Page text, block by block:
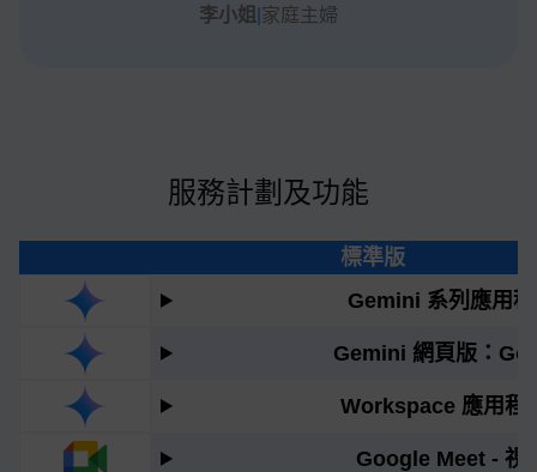
李小姐 家庭主婦
服務計劃及功能
標準版
Gemini 系列應用
Gemini 網頁版：
Workspace 應用程
Google Meet - 視